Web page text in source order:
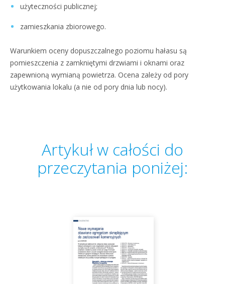
użyteczności publicznej;
zamieszkania zbiorowego.
Warunkiem oceny dopuszczalnego poziomu hałasu są
pomieszczenia z zamkniętymi drzwiami i oknami oraz
zapewnioną wymianą powietrza. Ocena zależy od pory
użytkowania lokalu (a nie od pory dnia lub nocy).
Artykuł w całości do
przeczytania poniżej: